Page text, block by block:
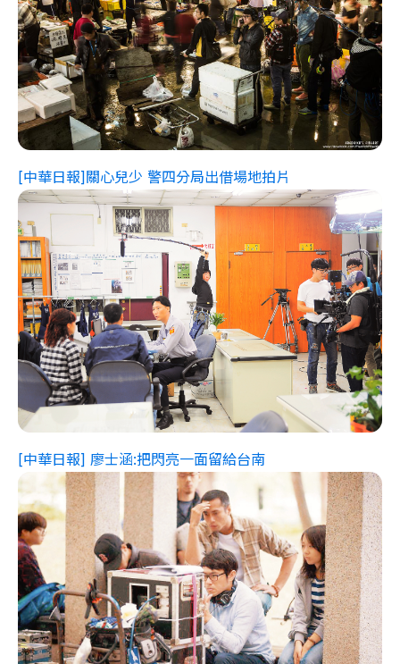
[中華日報]關心兒少 警四分局出借場地拍片
[中華日報] 廖士涵:把閃亮一面留給台南